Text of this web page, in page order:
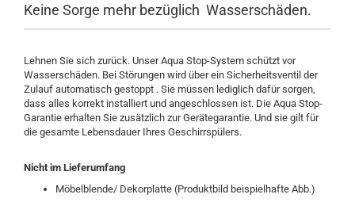
Keine Sorge mehr bezüglich Wasserschäden.
Lehnen Sie sich zurück. Unser Aqua Stop-System schützt vor
Wasserschäden. Bei Störungen wird über ein Sicherheitsventil der
Zulauf automatisch gestoppt . Sie müssen lediglich dafür sorgen,
dass alles korrekt installiert und angeschlossen ist. Die Aqua Stop-
Garantie erhalten Sie zusätzlich zur Gerätegarantie. Und sie gilt für
die gesamte Lebensdauer Ihres Geschirrspülers.
Nichtim Lieferumfang
Möbelblende/ Dekorplatte (Produktbild beispielhafte Abb.)